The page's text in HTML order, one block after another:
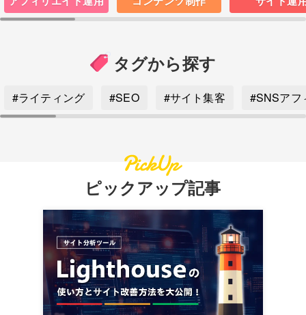
タグから探す
#ライティング #SEO #サイト集客 #SNSアフ
ピックアップ記事